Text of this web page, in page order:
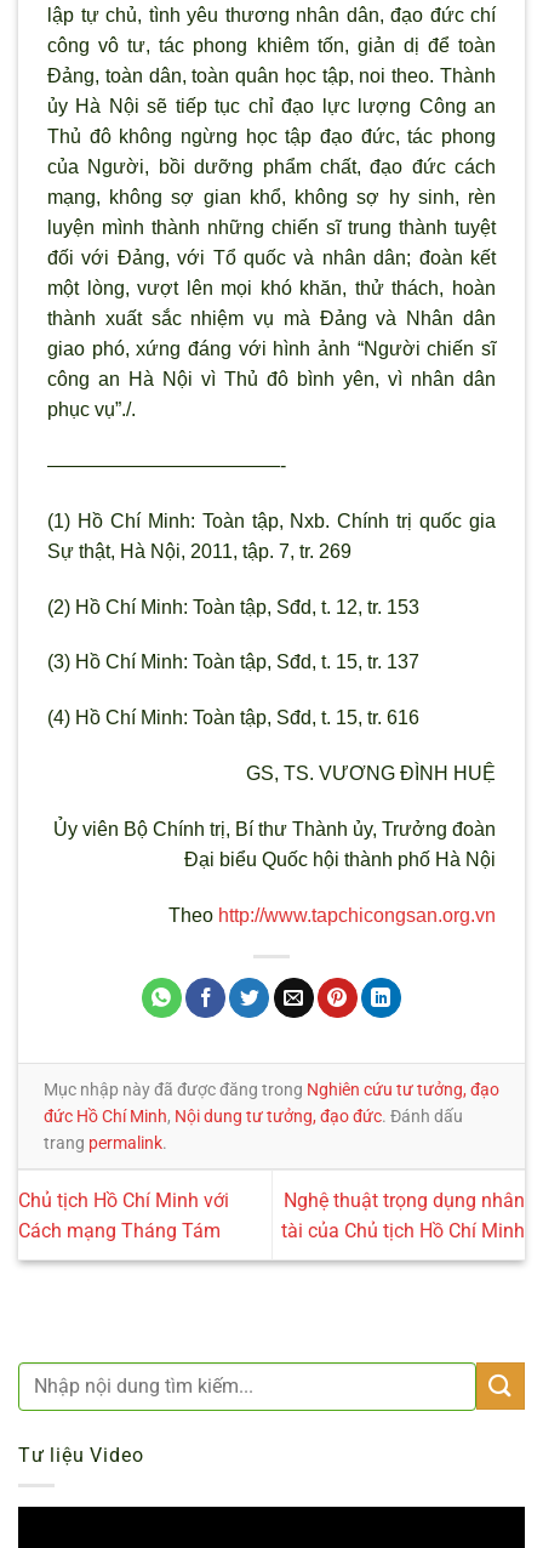
lập tự chủ, tình yêu thương nhân dân, đạo đức chí
công vô tư, tác phong khiêm tốn, giản dị để toàn
Đảng, toàn dân, toàn quân học tập, noi theo. Thành
ủy Hà Nội sẽ tiếp tục chỉ đạo lực lượng Công an
Thủ đô không ngừng học tập đạo đức, tác phong
của Người, bồi dưỡng phẩm chất, đạo đức cách
mạng, không sợ gian khổ, không sợ hy sinh, rèn
luyện mình thành những chiến sĩ trung thành tuyệt
đối với Đảng, với Tổ quốc và nhân dân; đoàn kết
một lòng, vượt lên mọi khó khăn, thử thách, hoàn
thành xuất sắc nhiệm vụ mà Đảng và Nhân dân
giao phó, xứng đáng với hình ảnh “Người chiến sĩ
công an Hà Nội vì Thủ đô bình yên, vì nhân dân
phục vụ”./.
————————————-
(1) Hồ Chí Minh: Toàn tập, Nxb. Chính trị quốc gia
Sự thật, Hà Nội, 2011, tập. 7, tr. 269
(2) Hồ Chí Minh: Toàn tập, Sđd, t. 12, tr. 153
(3) Hồ Chí Minh: Toàn tập, Sđd, t. 15, tr. 137
(4) Hồ Chí Minh: Toàn tập, Sđd, t. 15, tr. 616
GS, TS. VƯƠNG ĐÌNH HUỆ
Ủy viên Bộ Chính trị, Bí thư Thành ủy, Trưởng đoàn
Đại biểu Quốc hội thành phố Hà Nội
Theo http://www.tapchicongsan.org.vn
Mục nhập này đã được đăng trong Nghiên cứu tư tưởng, đạo
đức Hồ Chí Minh, Nội dung tư tưởng, đạo đức. Đánh dấu
trang permalink.
Chủ tịch Hồ Chí Minh với
Cách mạng Tháng Tám
Nghệ thuật trọng dụng nhân
tài của Chủ tịch Hồ Chí Minh
Tư liệu Video